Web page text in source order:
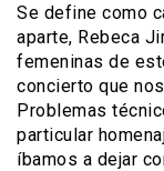
Se define como
aparte, Rebeca
femeninas de
concierto que
Problemas
particular
íbamos a dejar